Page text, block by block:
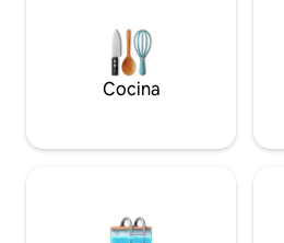
Cumpleaños • Sorpresas de compromiso
• Decoración de fin de semana para
Cocina